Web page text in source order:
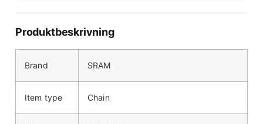
Produktbeskrivning
Brand SRAM
Item type Chain